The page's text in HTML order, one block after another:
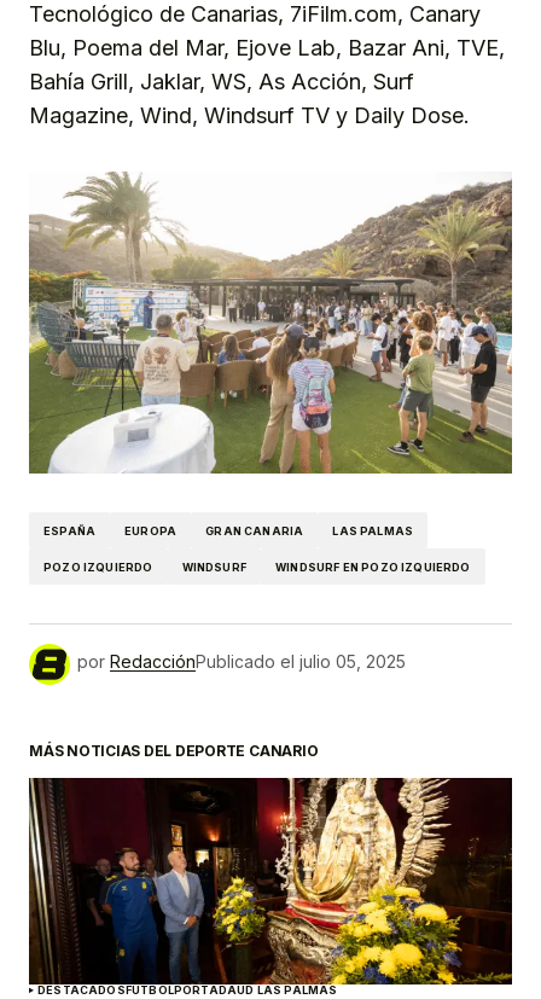
Tecnológico de Canarias, 7iFilm.com, Canary
Blu, Poema del Mar, Ejove Lab, Bazar Ani, TVE,
Bahía Grill, Jaklar, WS, As Acción, Surf
Magazine, Wind, Windsurf TV y Daily Dose.
ESPAÑA EUROPA GRAN CANARIA LAS PALMAS
POZO IZQUIERDO WINDSURF WINDSURF EN POZO IZQUIERDO
por RedacciónPublicado el julio 05, 2025
MÁS NOTICIAS DEL DEPORTE CANARIO
DESTACADOSFÚTBOLPORTADAUD LAS PALMAS